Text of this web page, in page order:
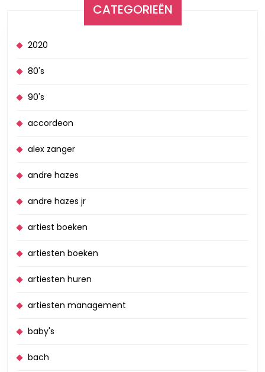
CATEGORIEËN
2020
80's
90's
accordeon
alex zanger
andre hazes
andre hazes jr
artiest boeken
artiesten boeken
artiesten huren
artiesten management
baby's
bach